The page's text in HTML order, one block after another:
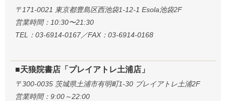
〒171-0021 東京都豊島区西池袋1-12-1 Esola池袋2F
営業時間：10:30〜21:30
TEL：03-6914-0167／FAX：03-6914-0168
■天狼院書店「プレイアトレ土浦店」
〒300-0035 茨城県土浦市有明町1-30 プレイアトレ土浦2F
営業時間：9:00～22:00